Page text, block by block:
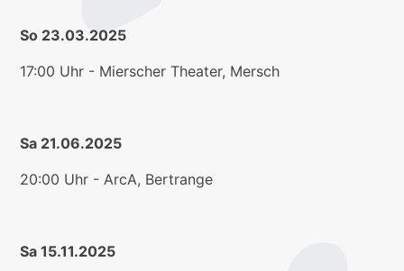
So 23.03.2025
17:00 Uhr - Mierscher Theater, Mersch
Sa 21.06.2025
20:00 Uhr - ArcA, Bertrange
Sa 15.11.2025